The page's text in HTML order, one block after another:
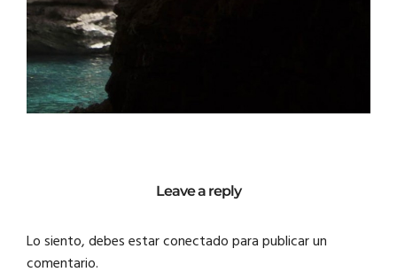
Leave a reply
Lo siento, debes estarconectadopara publicar un
comentario.